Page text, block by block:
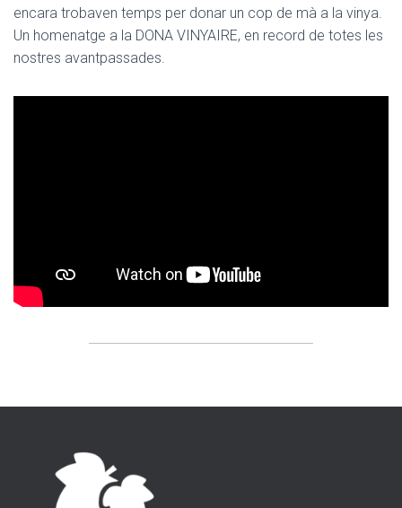
encara trobaven temps per donar un cop de mà a la vinya.
Un homenatge a la DONA VINYAIRE, en record de totes les
nostres avantpassades.